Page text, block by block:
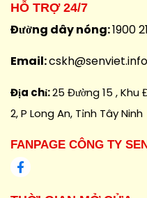
HỖ TRỢ 24/7
Đường dây nóng:1900
Email:cskh@senviet.info
Địa chỉ:25 Đường 15 , Khu
2, P Long An, Tỉnh Tây Ninh
FANPAGE CÔNG TY